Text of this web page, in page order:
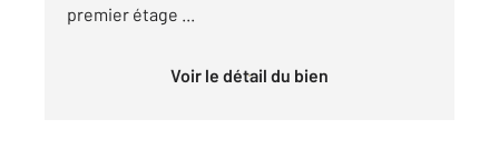
premier étage ...
Voir le détail du bien